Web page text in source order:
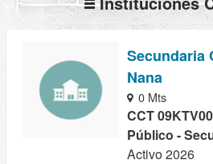
Secundaria
Nana
0 Mts
CCT
Público -
Activo 2026